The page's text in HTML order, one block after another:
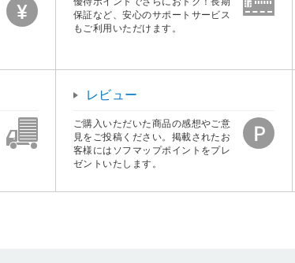
保証など、安心のサポートサービス
もご利用いただけます。
レビュー
ご購入いただいた商品の感想やご意
見をご投稿ください。掲載されたお
客様にはソフマップポイントをプレ
ゼントいたします。